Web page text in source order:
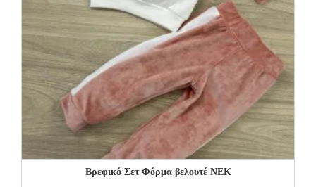
Βρεφικό Σετ Φόρμα βελουτέ NEK